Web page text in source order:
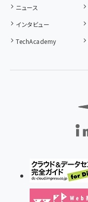
ニュース
インタビュー
TechAcademy